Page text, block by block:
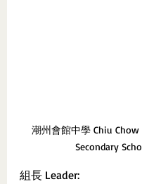
潮州會館中學 Chiu Chow
Secondary
組長 Leader: